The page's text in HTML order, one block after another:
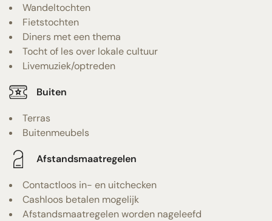
Wandeltochten
Fietstochten
Diners met een thema
Tocht of les over lokale cultuur
Livemuziek/optreden
Buiten
Terras
Buitenmeubels
Afstandsmaatregelen
Contactloos in- en uitchecken
Cashloos betalen mogelijk
Afstandsmaatregelen worden nageleefd